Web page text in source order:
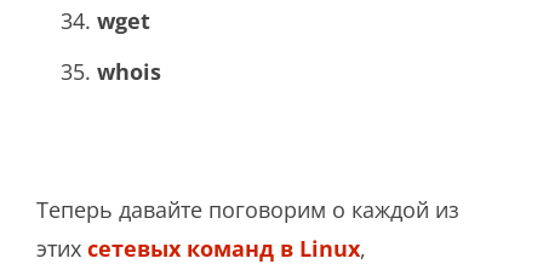
wget
whois
Теперь давайте поговорим о каждой из
этих сетевых команд в Linux,